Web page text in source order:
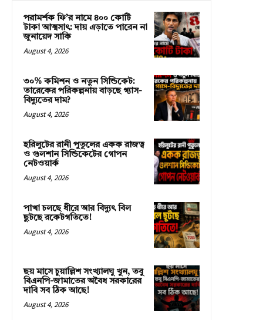
পরামর্শক ফি’র নামে ৪০০ কোটি
টাকা আত্মসাৎ: দায় এড়াতে পারেন না
জুনায়েদ সাকি
August 4, 2026
৩০% কমিশন ও নতুন সিন্ডিকেট:
তারেকের পরিকল্পনায় বাড়ছে গ্যাস-
বিদ্যুতের দাম?
August 4, 2026
হরিলুটের রানী পুতুলের একক রাজত্ব
ও গুলশান সিন্ডিকেটের গোপন
নেটওয়ার্ক
August 4, 2026
পাখা চলছে ধীরে আর বিদ্যুৎ বিল
ছুটছে রকেটগতিতে!
August 4, 2026
ছয় মাসে চুয়াল্লিশ সংখ্যালঘু খুন, তবু
বিএনপি-জামাতের অবৈধ সরকারের
দাবি সব ঠিক আছে!
August 4, 2026